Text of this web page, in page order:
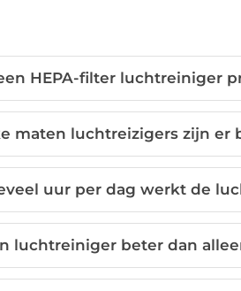
HEPA-filter luchtreiniger
maten luchtreizigers zijn er
uur per dag werkt de
luchtreiniger beter dan